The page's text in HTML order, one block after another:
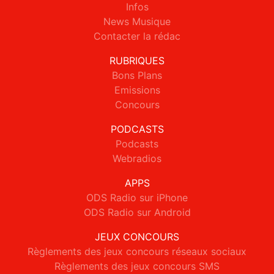
Infos
News Musique
Contacter la rédac
RUBRIQUES
Bons Plans
Emissions
Concours
PODCASTS
Podcasts
Webradios
APPS
ODS Radio sur iPhone
ODS Radio sur Android
JEUX CONCOURS
Règlements des jeux concours réseaux sociaux
Règlements des jeux concours SMS